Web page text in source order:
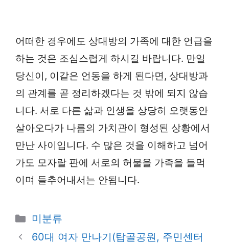
어떠한 경우에도 상대방의 가족에 대한 언급을
하는 것은 조심스럽게 하시길 바랍니다. 만일
당신이, 이같은 언동을 하게 된다면, 상대방과
의 관계를 곧 정리하겠다는 것 밖에 되지 않습
니다. 서로 다른 삶과 인생을 상당히 오랫동안
살아오다가 나름의 가치관이 형성된 상황에서
만난 사이입니다. 수 많은 것을 이해하고 넘어
가도 모자랄 판에 서로의 허물을 가족을 들먹
이며 들추어내서는 안됩니다.
카
테
미분류
60대 여자 만나기(탑골공원, 주민센터